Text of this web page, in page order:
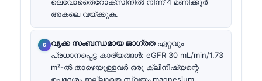
അകലെ വയ്ക്കുക.
വൃക്ക സംബന്ധമായ ജാഗ്രതഏറ്റവും
പ്രധാനപ്പെട്ട കാര്യങ്ങൾ: eGFR 30 mL/min/1.73
m²-ൽ താഴെയുള്ളവർ ഒരു ക്ലിനീഷ്യന്റെ